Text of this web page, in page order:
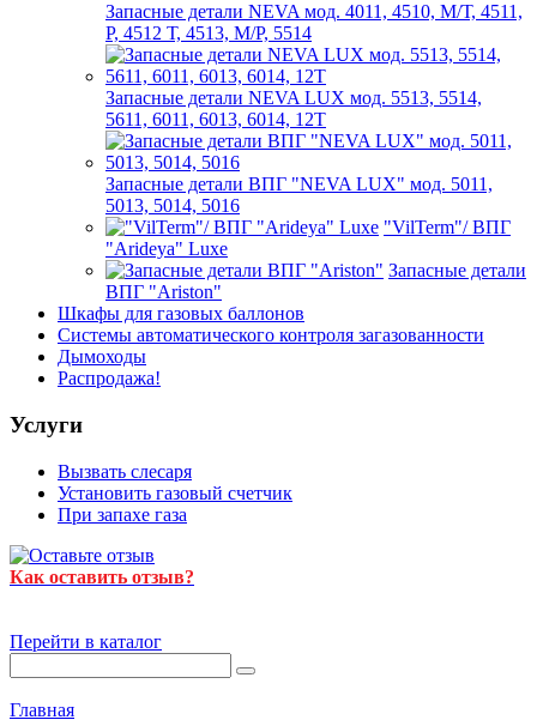
Запасные детали NEVA мод. 4011, 4510, М/Т, 4511,
P, 4512 Т, 4513, М/Р, 5514
Запасные детали NEVA LUX мод. 5513, 5514,
5611, 6011, 6013, 6014, 12Т
Запасные детали ВПГ "NEVA LUX" мод. 5011,
5013, 5014, 5016
"VilTerm"/ ВПГ
"Arideya" Luxe
Запасные детали
ВПГ "Ariston"
Шкафы для газовых баллонов
Системы автоматического контроля загазованности
Дымоходы
Распродажа!
Услуги
Вызвать слесаря
Установить газовый счетчик
При запахе газа
Как оставить отзыв?
Перейти в каталог
Главная